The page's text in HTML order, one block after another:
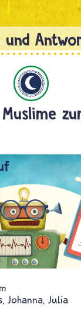
Johanna Julia